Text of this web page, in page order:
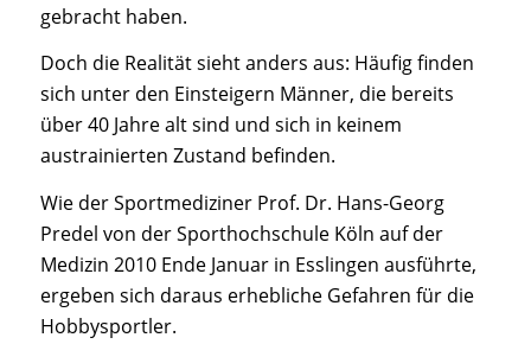
gebracht haben.
Doch die Realität sieht anders aus: Häufig finden
sich unter den Einsteigern Männer, die bereits
über 40 Jahre alt sind und sich in keinem
austrainierten Zustand befinden.
Wie der Sportmediziner Prof. Dr. Hans-Georg
Predel von der Sporthochschule Köln auf der
Medizin 2010 Ende Januar in Esslingen ausführte,
ergeben sich daraus erhebliche Gefahren für die
Hobbysportler.